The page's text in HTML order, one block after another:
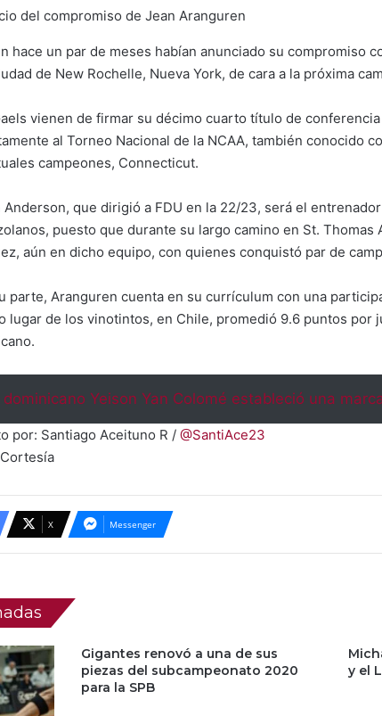
del compromiso de Jean Aranguren
hace un par de meses habían anunciado su compromiso
de New Rochelle, Nueva York, de cara a la próxima
vienen de firmar su décimo cuarto título de
al Torneo Nacional de la NCAA, también conocido
campeones, Connecticut.
Anderson, que dirigió a FDU en la 22/23, será el
puesto que durante su largo camino en St.
aún en dicho equipo, con quienes conquistó par de
parte, Aranguren cuenta en su currículum con una
lugar de los vinotintos, en Chile, promedió 9.6 puntos por
dominicano Yeison Yan Colomé estableció una
por: Santiago Aceituno R / @SantiAce23
X Messenger
Gigantes renovó a una de sus
piezas del subcampeonato 2020
para la SPB
y el